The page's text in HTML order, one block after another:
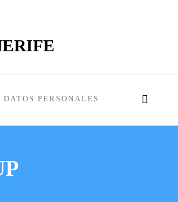
PERSONALES